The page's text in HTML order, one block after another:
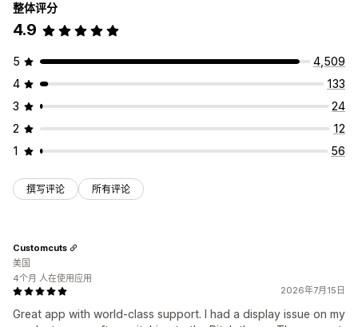
整体评分
4.9
5
4,509
4
133
3
24
2
12
1
56
撰写评论 所有评论
2026年7月15日
Great app with world-class support. I had a display issue on my
Customcuts
美国
4个月 人在使用应用